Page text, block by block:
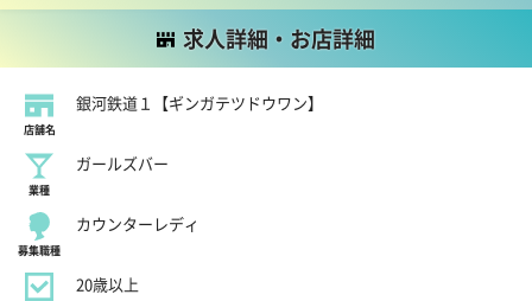
求人詳細・お店詳細
店舗名
銀河鉄道１【ギンガテツドウワン】
業種
ガールズバー
募集職種
カウンターレディ
20歳以上